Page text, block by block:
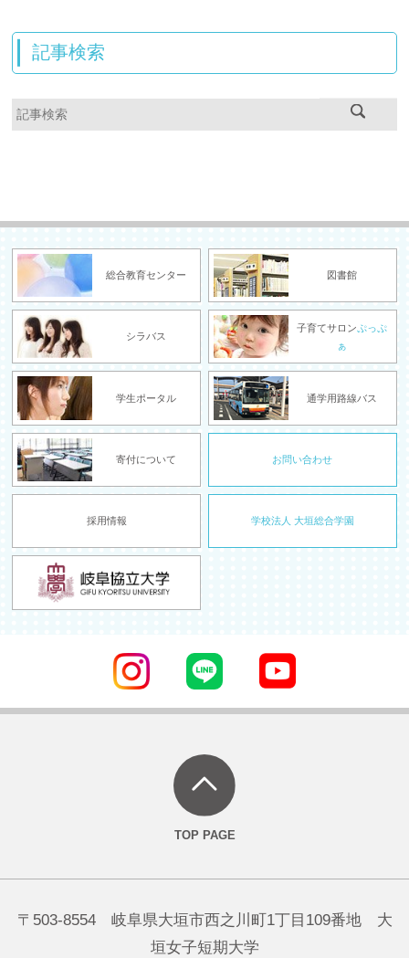
記事検索
総合教育センター 図書館
シラバス
子育てサロンぷっぷ
ぁ
学生ポータル 通学用路線バス
寄付について お問い合わせ
採用情報 学校法人 大垣総合学園
〒503-8554 岐阜県大垣市西之川町1丁目109番地 大
垣女子短期大学